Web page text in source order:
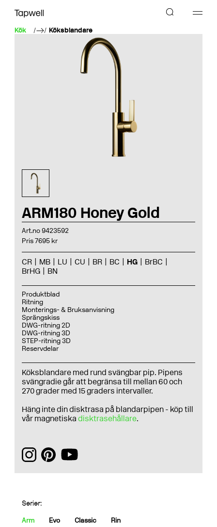
Kök Köksblandare
ARM180 Honey Gold
Art.no 9423592
Pris 7695 kr
CR MB LU CU BR BC HG
BrBC
BrHG
BN
Produktblad
Ritning
Monterings- & Bruksanvisning
Sprängskiss
DWG-ritning 2D
DWG-ritning 3D
STEP-ritning 3D
Reservdelar
Köksblandare med rund svängbar pip. Pipens
svängradie går att begränsa till mellan 60 och
270 grader med 15 graders intervaller.
Häng inte din disktrasa på blandarpipen - köp till
vår magnetiska disktrasehållare.
Serier:
Arm Evo Classic Rin